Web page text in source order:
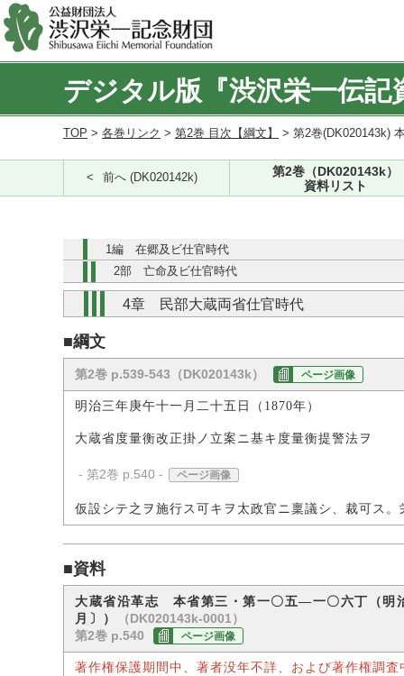
デジタル版『渋沢栄一伝記
TOP > 各巻リンク > 第2巻 目次【綱文】 > 第2巻(DK020143k)
前へ (DK020142k)
第2巻（DK020143k）
資料リスト
1編 在郷及ビ仕官時代
2部 亡命及ビ仕官時代
4章 民部大蔵両省仕官時代
■綱文
第2巻 p.539-543（DK020143k） ページ画像
明治三年庚午十一月二十五日（1870年）
大蔵省度量衡改正掛ノ立案ニ基キ度量衡提警法ヲ
- 第2巻 p.540 - ページ画像
仮設シテ之ヲ施行ス可キヲ太政官ニ稟議シ、裁可ス
■資料
大蔵省沿革志 本省第三・第一〇五―一〇六丁（明
月〕）
（DK020143k-0001）
第2巻 p.540
ページ画像
著作権保護期間中、著者没年不詳、および著作権調